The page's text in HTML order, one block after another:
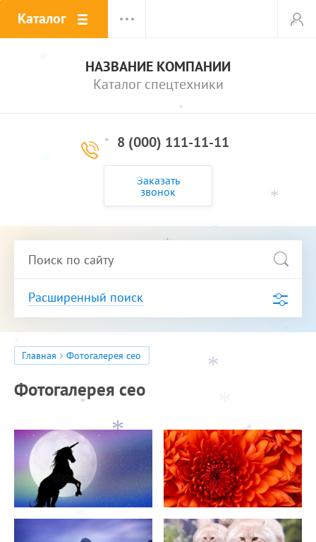
*
*
*
*
*
*
*
*
*
*
*
*
*
*
*
*
*
*
*
*
*
Каталог
НАЗВАНИЕ КОМПАНИИ
Каталог спецтехники
8 (000) 111-11-11
Заказать
звонок
Расширенный поиск
Главная Фотогалерея сео
Фотогалерея сео